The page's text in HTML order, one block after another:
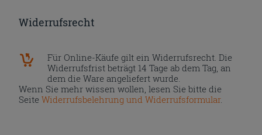
Widerrufsrecht
Für Online-Käufe gilt ein Widerrufsrecht. Die
Widerrufsfrist beträgt 14 Tage ab dem Tag, an
dem die Ware angeliefert wurde.
Wenn Sie mehr wissen wollen, lesen Sie bitte die
SeiteWiderrufsbelehrung und Widerrufsformular.